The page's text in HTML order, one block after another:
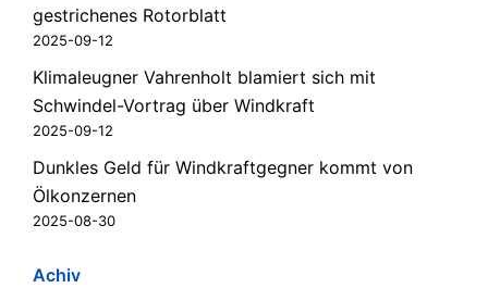
gestrichenes Rotorblatt
2025-09-12
Klimaleugner Vahrenholt blamiert sich mit
Schwindel-Vortrag über Windkraft
2025-09-12
Dunkles Geld für Windkraftgegner kommt von
Ölkonzernen
2025-08-30
Achiv